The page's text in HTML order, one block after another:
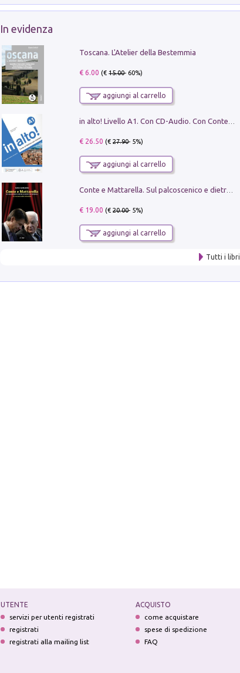
In evidenza
Toscana. L'Atelier della Bestemmia
€ 6.00 (€15.00- 60%)
aggiungi al carrello
€ 26.50 (€27.90- 5%)
aggiungi al carrello
€ 19.00 (€20.00- 5%)
aggiungi al carrello
Tutti i libri
UTENTE
servizi per utenti registrati
registrati
registrati alla mailing list
ACQUISTO
come acquistare
spese di spedizione
FAQ